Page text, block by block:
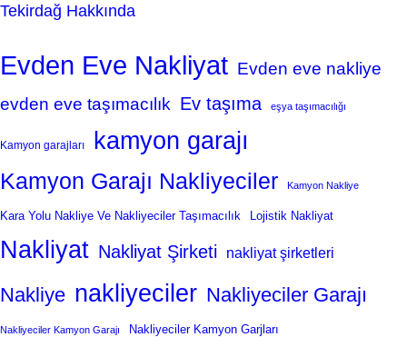
Tekirdağ Hakkında
Evden Eve Nakliyat Evden eve nakliye
evden eve taşımacılık Ev taşıma eşya taşımacılığı
Kamyon garajları kamyon garajı
Kamyon Garajı Nakliyeciler Kamyon Nakliye
Kara Yolu Nakliye Ve Nakliyeciler Taşımacılık Lojistik Nakliyat
Nakliyat Nakliyat Şirketi nakliyat şirketleri
Nakliye nakliyeciler Nakliyeciler Garajı
Nakliyeciler Kamyon Garajı Nakliyeciler Kamyon Garjları